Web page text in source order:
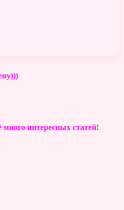
интересных статей!